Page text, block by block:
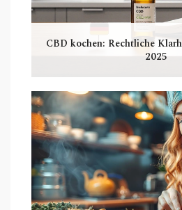
CBD kochen: Rechtliche
2025